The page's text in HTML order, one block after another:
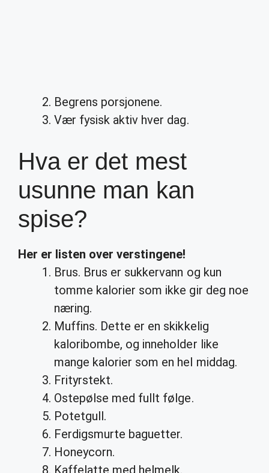
Begrens porsjonene.
Vær fysisk aktiv hver dag.
Hva er det mest
usunne man kan
spise?
Her er listen over verstingene!
Brus. Brus er sukkervann og kun
tomme kalorier som ikke gir deg noe
næring.
Muffins. Dette er en skikkelig
kaloribombe, og inneholder like
mange kalorier som en hel middag.
Frityrstekt.
Ostepølse med fullt følge.
Potetgull.
Ferdigsmurte baguetter.
Honeycorn.
Kaffelatte med helmelk.